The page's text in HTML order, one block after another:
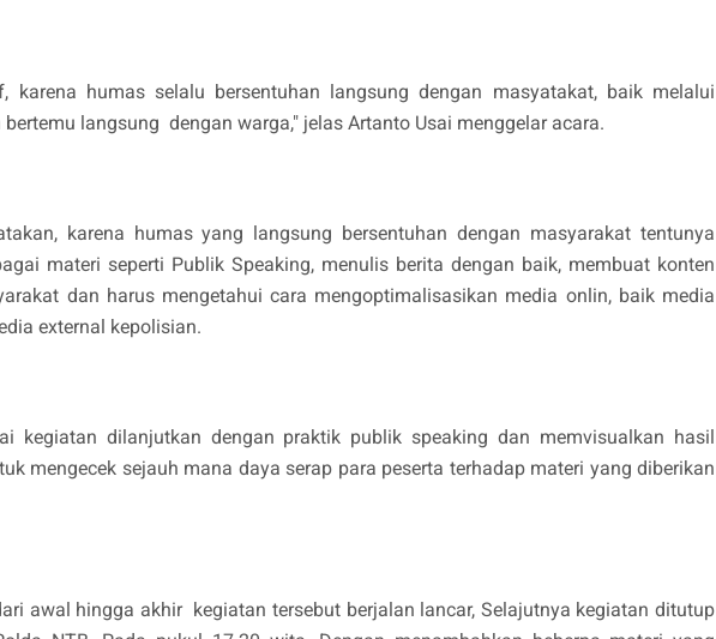
karena humas selalu bersentuhan langsung dengan masyatakat, baik melalui
langsung dengan warga," jelas Artanto Usai menggelar acara.
karena humas yang langsung bersentuhan dengan masyarakat tentunya
materi seperti Publik Speaking, menulis berita dengan baik, membuat konten
dan harus mengetahui cara mengoptimalisasikan media onlin, baik media
external kepolisian.
kegiatan dilanjutkan dengan praktik publik speaking dan memvisualkan hasil
mengecek sejauh mana daya serap para peserta terhadap materi yang diberikan
awal hingga akhir kegiatan tersebut berjalan lancar, Selajutnya kegiatan ditutup